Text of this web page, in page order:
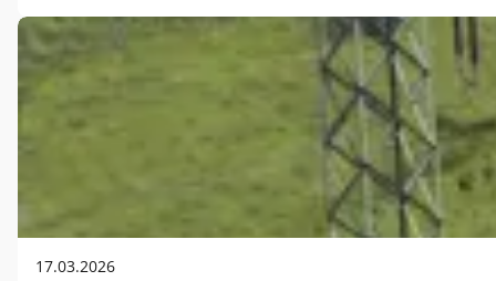
17.03.2026